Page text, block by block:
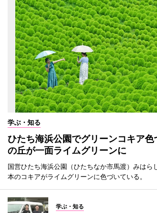
学ぶ・知る
ひたち海浜公園でグリーンコキア
の丘が一面ライムグリーンに
国営ひたち海浜公園（ひたちなか市馬渡）みはら
本のコキアがライムグリーンに色づいている。
学ぶ・知る